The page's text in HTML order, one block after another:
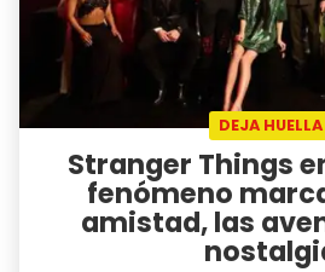
DEJA HUELLA
Stranger Things
fenómeno
amistad, las